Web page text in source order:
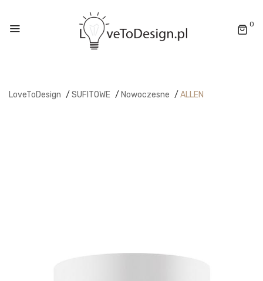
0
LoveToDesign / SUFITOWE / Nowoczesne / ALLEN